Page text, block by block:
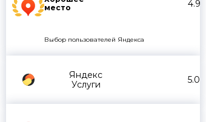
место
4.9
Выбор пользователей Яндекса
Яндекс
Услуги
5.0